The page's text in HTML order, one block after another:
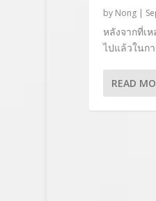
by Nong|
หลังจากที่เ
ไปแล้วในก
READ